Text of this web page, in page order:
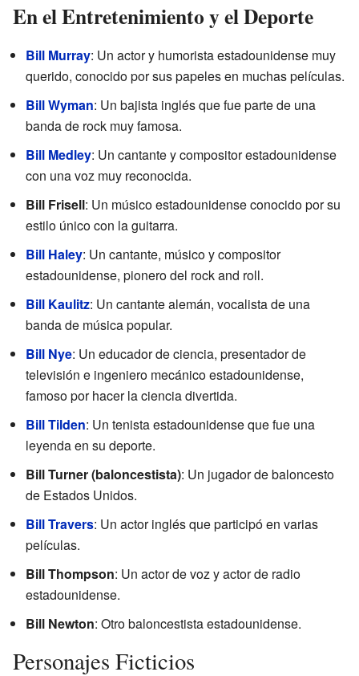
En el Entretenimiento y el Deporte
Bill Murray: Un actor y humorista estadounidense muy
querido, conocido por sus papeles en muchas películas.
Bill Wyman: Un bajista inglés que fue parte de una
banda de rock muy famosa.
Bill Medley: Un cantante y compositor estadounidense
con una voz muy reconocida.
Bill Frisell: Un músico estadounidense conocido por su
estilo único con la guitarra.
Bill Haley: Un cantante, músico y compositor
estadounidense, pionero del rock and roll.
Bill Kaulitz: Un cantante alemán, vocalista de una
banda de música popular.
Bill Nye: Un educador de ciencia, presentador de
televisión e ingeniero mecánico estadounidense,
famoso por hacer la ciencia divertida.
Bill Tilden: Un tenista estadounidense que fue una
leyenda en su deporte.
Bill Turner (baloncestista): Un jugador de baloncesto
de Estados Unidos.
Bill Travers: Un actor inglés que participó en varias
películas.
Bill Thompson: Un actor de voz y actor de radio
estadounidense.
Bill Newton: Otro baloncestista estadounidense.
Personajes Ficticios